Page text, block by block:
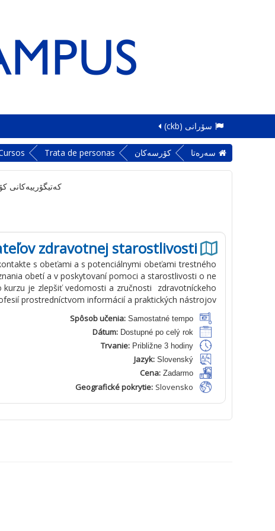
سۆرانی ‎(ckb)‎
سه‌ره‌تا کۆرسەکان Trata de personas
کەتیگۆرییەکانی
zdravotnej starostlivosti
s obeťami a s potenciálnymi obeťami trestného
nania obetía v poskytovaní pomoci a starostlivosti o ne
kurzu je zlepšiť vedomosti a zručnosti
zdravotníckeho
prostredníctvom informáciía praktických nástrojov
Spôsob učenia: Samostatné tempo
Dátum: Dostupné po celý rok
Trvanie: Približne 3 hodiny
Jazyk: Slovenský
Cena: Zadarmo
Geografické pokrytie: Slovensko